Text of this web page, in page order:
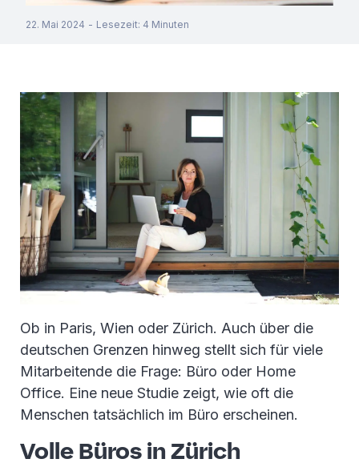
22. Mai 2024 - Lesezeit: 4 Minuten
Ob in Paris, Wien oder Zürich. Auch über die
deutschen Grenzen hinweg stellt sich für viele
Mitarbeitende die Frage: Büro oder Home
Office. Eine neue Studie zeigt, wie oft die
Menschen tatsächlich im Büro erscheinen.
Volle Büros in Zürich